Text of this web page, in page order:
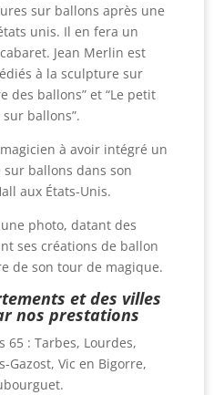
sur ballons après une
unis. Il en fera un
Jean Merlin est
à la sculpture sur
des ballons” et “Le petit
ballons”.
à avoir intégré un
ballons dans son
aux États-Unis.
photo, datant des
ses créations de ballon
de son tour de magique.
et des villes
nos prestations
65 : Tarbes, Lourdes,
Gazost, Vic en Bigorre,